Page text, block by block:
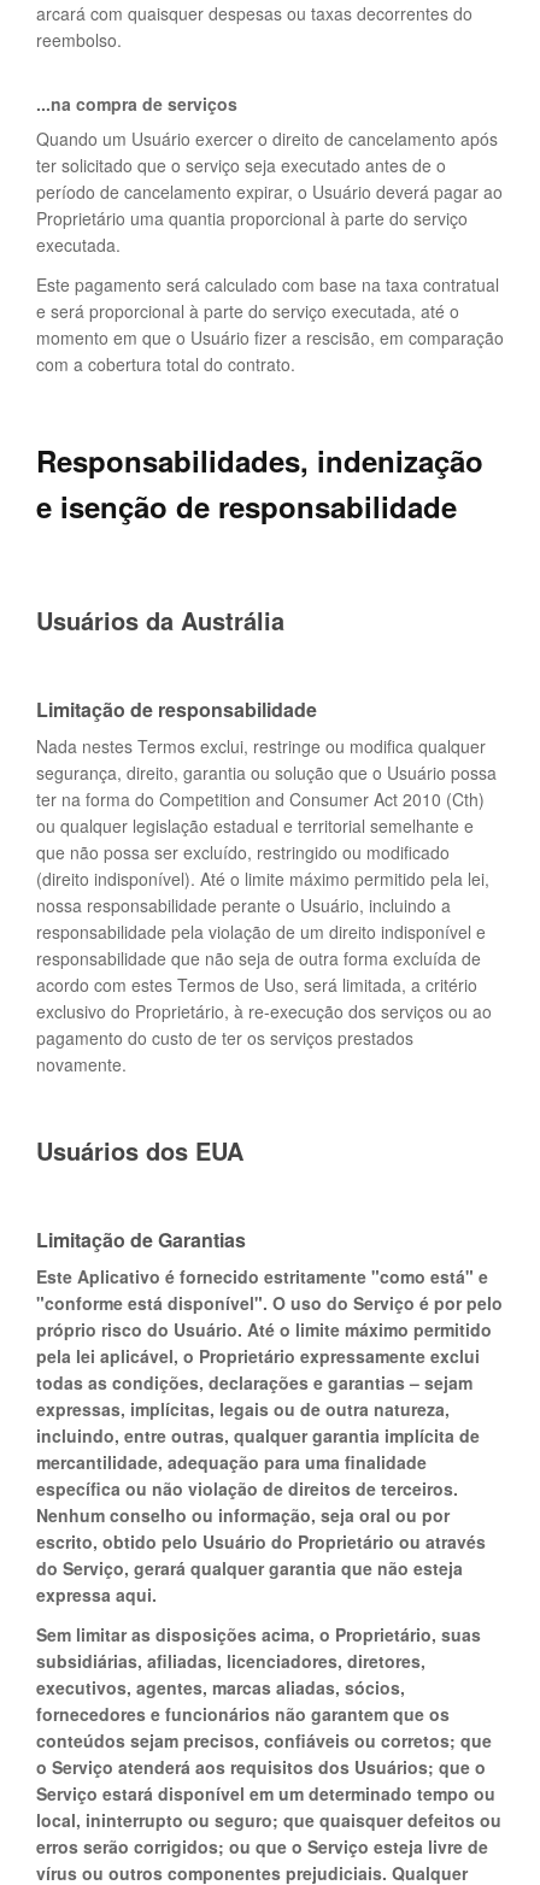
arcará com quaisquer despesas ou taxas decorrentes do
reembolso.
...na compra de serviços
Quando um Usuário exercer o direito de cancelamento após
ter solicitado que o serviço seja executado antes de o
período de cancelamento expirar, o Usuário deverá pagar ao
Proprietário uma quantia proporcional à parte do serviço
executada.
Este pagamento será calculado com base na taxa contratual
e será proporcional à parte do serviço executada, até o
momento em que o Usuário fizer a rescisão, em comparação
com a cobertura total do contrato.
Responsabilidades, indenização
e isenção de responsabilidade
Usuários da Austrália
Limitação de responsabilidade
Nada nestes Termos exclui, restringe ou modifica qualquer
segurança, direito, garantia ou solução que o Usuário possa
ter na forma do Competition and Consumer Act 2010 (Cth)
ou qualquer legislação estadual e territorial semelhante e
que não possa ser excluído, restringido ou modificado
(direito indisponível). Até o limite máximo permitido pela lei,
nossa responsabilidade perante o Usuário, incluindo a
responsabilidade pela violação de um direito indisponível e
responsabilidade que não seja de outra forma excluída de
acordo com estes Termos de Uso, será limitada, a critério
exclusivo do Proprietário, à re-execução dos serviços ou ao
pagamento do custo de ter os serviços prestados
novamente.
Usuários dos EUA
Limitação de Garantias
Este Aplicativo é fornecido estritamente "como está" e
"conforme está disponível". O uso do Serviço é por pelo
próprio risco do Usuário. Até o limite máximo permitido
pela lei aplicável, o Proprietário expressamente exclui
todas as condições, declarações e garantias – sejam
expressas, implícitas, legais ou de outra natureza,
incluindo, entre outras, qualquer garantia implícita de
mercantilidade, adequação para uma finalidade
específica ou não violação de direitos de terceiros.
Nenhum conselho ou informação, seja oral ou por
escrito, obtido pelo Usuário do Proprietário ou através
do Serviço, gerará qualquer garantia que não esteja
expressa aqui.
Sem limitar as disposições acima, o Proprietário, suas
subsidiárias, afiliadas, licenciadores, diretores,
executivos, agentes, marcas aliadas, sócios,
fornecedores e funcionários não garantem que os
conteúdos sejam precisos, confiáveis ou corretos; que
o Serviço atenderá aos requisitos dos Usuários; que o
Serviço estará disponível em um determinado tempo ou
local, ininterrupto ou seguro; que quaisquer defeitos ou
erros serão corrigidos; ou que o Serviço esteja livre de
vírus ou outros componentes prejudiciais. Qualquer